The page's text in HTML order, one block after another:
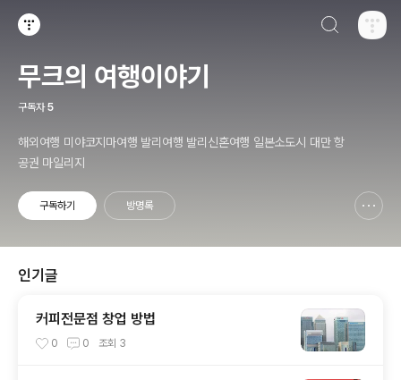
무크의 여행이야기
구독자 5
해외여행 미야코지마여행 발리여행 발리신혼여행 일본소도시 대만 항
공권 마일리지
구독하기 방명록
인기글
커피전문점 창업 방법
0 0 조회 3